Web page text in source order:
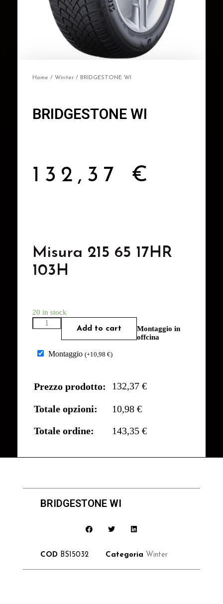
Home / Winter / BRIDGESTONE WI
BRIDGESTONE WI
132,37 €
Misura 215 65 17HR
103H
20 in stock
Add to cart
Montaggio in
offcina
Montaggio (+10,98 €)
Prezzo prodotto: 132,37 €
Totale opzioni:
10,98 €
Totale ordine:
143,35 €
BRIDGESTONE WI
COD BS15032 Categoria Winter